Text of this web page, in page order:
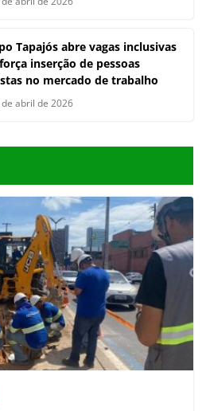
Tapajós abre vagas inclusivas
inserção de pessoas
no mercado de trabalho
abril de 2026